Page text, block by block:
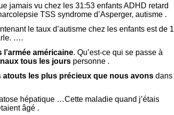
jamais vu chez les 31:53 enfants ADHD retard
TSS syndrome d’Asperger, autisme .
le taux d’autisme chez les enfants est de 1
….
américaine. Qu’est-ce qui se passe à
tous les jours personne .
atouts les plus précieux que nous avons dans
hépatique …Cette maladie quand j’étais
âgé .